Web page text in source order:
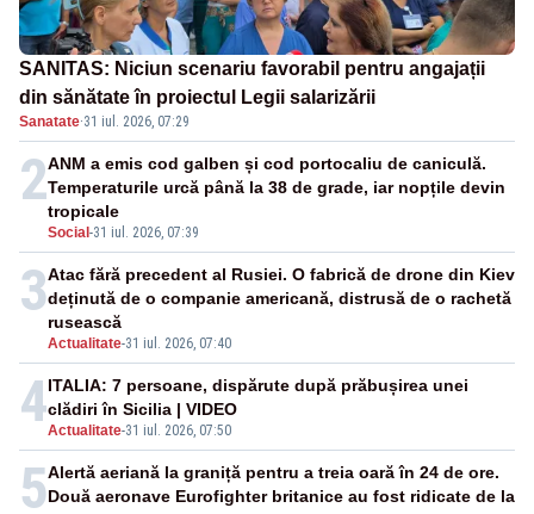
SANITAS: Niciun scenariu favorabil pentru angajații
din sănătate în proiectul Legii salarizării
Sanatate·31 iul. 2026, 07:29
2
Social -31 iul. 2026, 07:39
ANM a emis cod galben și cod portocaliu de caniculă.
Temperaturile urcă până la 38 de grade, iar nopțile devin
tropicale
3
Actualitate-31 iul. 2026, 07:40
Atac fără precedent al Rusiei. O fabrică de drone din Kiev
deținută de o companie americană, distrusă de o rachetă
rusească
4Actualitate-31 iul. 2026, 07:50
ITALIA: 7 persoane, dispărute după prăbușirea unei
clădiri în Sicilia | VIDEO
5Alertă aeriană la graniță pentru a treia oară în 24 de ore.
Două aeronave Eurofighter britanice au fost ridicate de la